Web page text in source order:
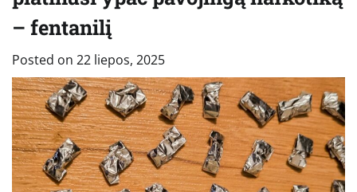
– fentanilį
Posted on 22 liepos, 2025